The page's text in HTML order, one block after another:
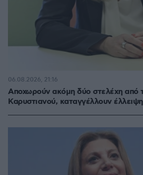
Αποχωρούν ακόμη δύο στελέχη από
Καρυστιανού, καταγγέλλουν
06.08.2026, 21:16